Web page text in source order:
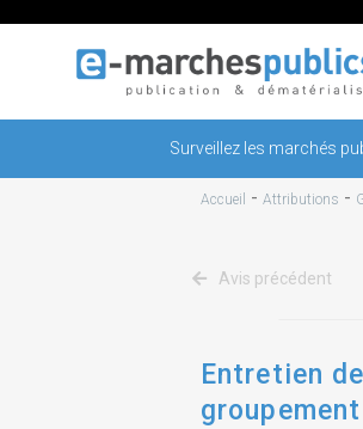
Surveillez les marchés
Accueil - Attributions -
Avis précédent
Entretien